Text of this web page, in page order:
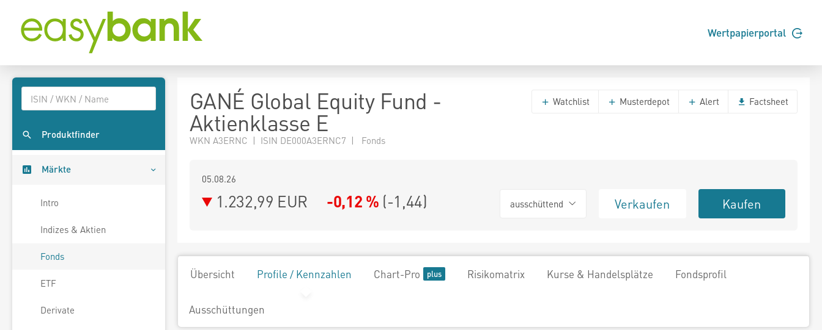
Wertpapierportal
Produktfinder
Märkte
Intro
Indizes & Aktien
Fonds
ETF
Derivate
GANÉ Global Equity Fund -
Aktienklasse E
WKN A3ERNC | ISIN DE000A3ERNC7 | Fonds
Watchlist Musterdepot Alert Factsheet
05.08.26
1.232,99 EUR -0,12 % (-1,44) ausschüttend Verkaufen Kaufen
Übersicht Profile / Kennzahlen Chart-Pro Risikomatrix Kurse & Handelsplätze Fondsprofil
Ausschüttungen